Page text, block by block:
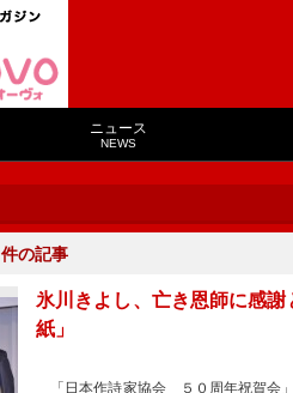
ニュース
NEWS
件の記事
氷川きよし、亡き恩師に感
紙」
「日本作詩家協会 ５０周年祝賀会